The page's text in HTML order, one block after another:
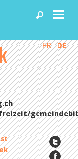
FR DE